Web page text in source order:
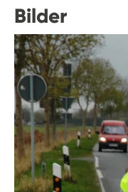
Bilder